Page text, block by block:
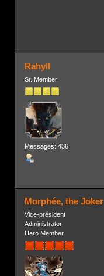
Rahyll
Sr. Member
Messages: 436
Morphée, the Joker
Vice-président
Administrator
Hero Member